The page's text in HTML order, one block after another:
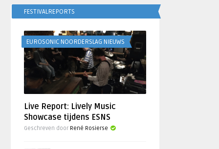
FESTIVALREPORTS
EUROSONIC NOORDERSLAG NIEUWS
Live Report: Lively Music
Showcase tijdens ESNS
Geschreven door René Rosierse